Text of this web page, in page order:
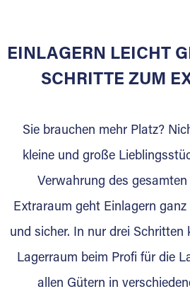
Sie bieten Kunden
für die Einlagerung von
Lagerkunden und
Ihre Vorteile als Extraraum
Marktgerechte Preise
Digitale
Gewinnung von
EINLAGERN LEICHT
SCHRITTE ZUM
Sie brauchen mehr Platz?
kleine und große
Verwahrung des
Extraraum geht Einlagern
und sicher. In nur drei Schritten
Lagerraum beim Profi für die
allen Gütern in